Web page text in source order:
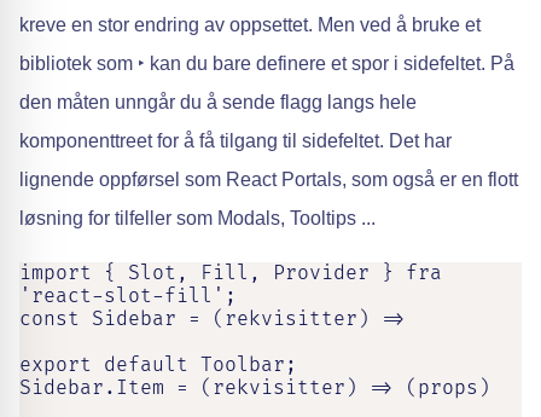
kreve en stor endring av oppsettet. Men ved å bruke et
bibliotek som ‣ kan du bare definere et spor i sidefeltet. På
den måten unngår du å sende flagg langs hele
komponenttreet for å få tilgang til sidefeltet. Det har
lignende oppførsel som React Portals, som også er en flott
løsning for tilfeller som Modals, Tooltips ...
import { Slot, Fill, Provider } fra
'react-slot-fill';
const Sidebar = (rekvisitter) =>
export default Toolbar;
Sidebar.Item = (rekvisitter) => (props)